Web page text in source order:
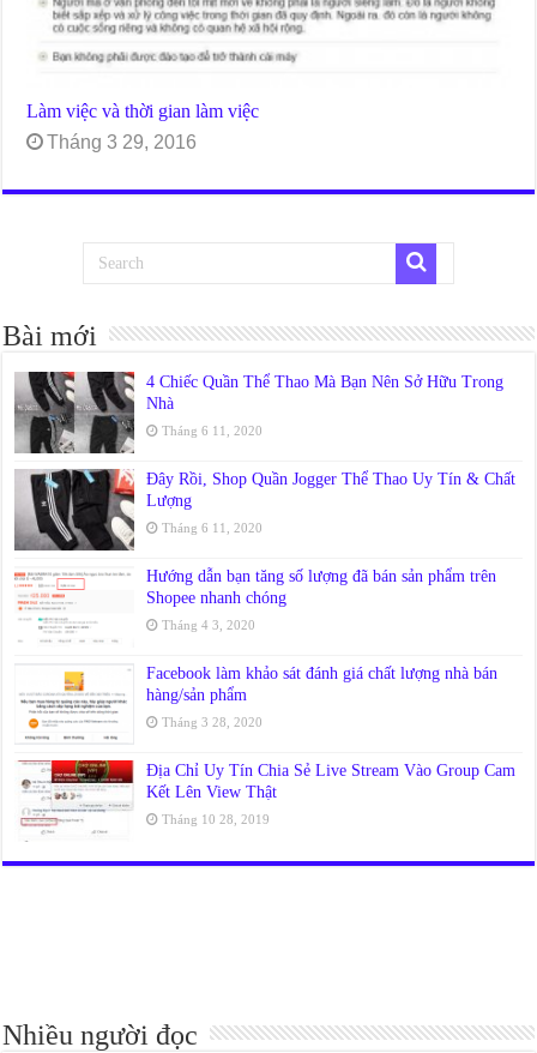
Làm việc và thời gian làm việc
Tháng 3 29, 2016
Bài mới
4 Chiếc Quần Thể Thao Mà Bạn Nên Sở Hữu Trong
Nhà
Tháng 6 11, 2020
Đây Rồi, Shop Quần Jogger Thể Thao Uy Tín & Chất
Lượng
Tháng 6 11, 2020
Hướng dẫn bạn tăng số lượng đã bán sản phẩm trên
Shopee nhanh chóng
Tháng 4 3, 2020
Facebook làm khảo sát đánh giá chất lượng nhà bán
hàng/sản phẩm
Tháng 3 28, 2020
Địa Chỉ Uy Tín Chia Sẻ Live Stream Vào Group Cam
Kết Lên View Thật
Tháng 10 28, 2019
Nhiều người đọc